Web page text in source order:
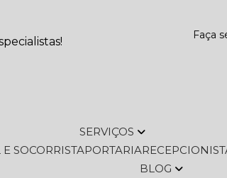
Faça
SERVIÇOS
E SOCORRISTA PORTARIA
BLOG